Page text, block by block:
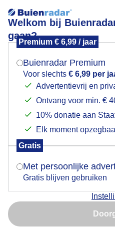
Welkom bij
gaan?
Premium € 6,99 / jaar
Buienradar Premium
Voor slechts € 6,99 per
Advertentievrij en
Ontvang voor min. €
10% donatie aan
Elk moment
Gratis
Met persoonlijke
Gratis blijven gebruiken
laatste
Een moment
Populaire categorieën
Lente
Zomer
Mogen we je
Indien je hier nog geen
verschijnt er zo een
Is goed,
Nu niet,